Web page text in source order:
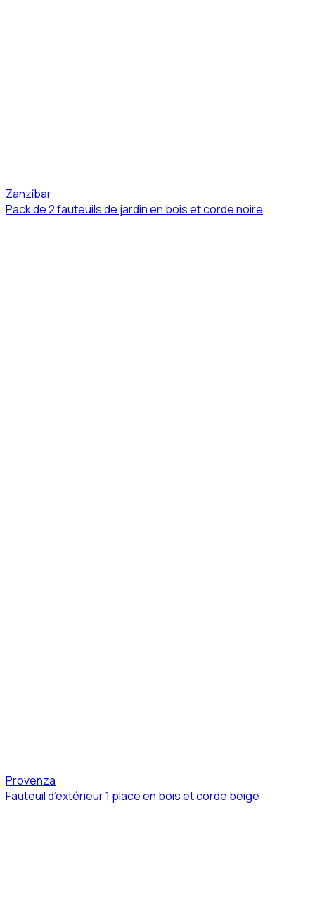
Zanzíbar
Pack de 2 fauteuils de jardin en bois et corde noire
Provenza
Fauteuil d’extérieur 1 place en bois et corde beige